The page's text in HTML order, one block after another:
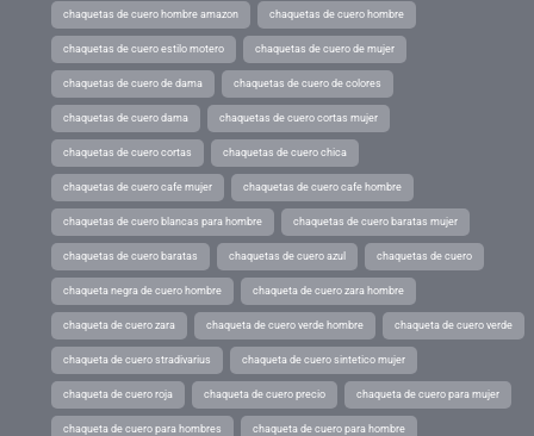
chaquetas de cuero hombre amazon chaquetas de cuero hombre
chaquetas de cuero estilo motero chaquetas de cuero de mujer
chaquetas de cuero de dama chaquetas de cuero de colores
chaquetas de cuero dama chaquetas de cuero cortas mujer
chaquetas de cuero cortas chaquetas de cuero chica
chaquetas de cuero cafe mujer chaquetas de cuero cafe hombre
chaquetas de cuero blancas para hombre chaquetas de cuero baratas mujer
chaquetas de cuero baratas chaquetas de cuero azul chaquetas de cuero
chaqueta negra de cuero hombre chaqueta de cuero zara hombre
chaqueta de cuero zara chaqueta de cuero verde hombre chaqueta de cuero verde
chaqueta de cuero stradivarius chaqueta de cuero sintetico mujer
chaqueta de cuero roja chaqueta de cuero precio chaqueta de cuero para mujer
chaqueta de cuero para hombres chaqueta de cuero para hombre